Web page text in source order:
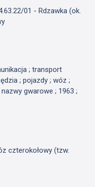
01 - Rdzawka (ok.
; transport
; pojazdy ; wóz ;
gwarowe ; 1963 ;
czterokołowy (tzw.